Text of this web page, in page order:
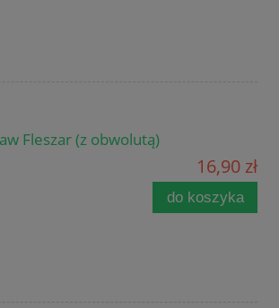
Fleszar (z obwolutą)
16,90 zł
do koszyka